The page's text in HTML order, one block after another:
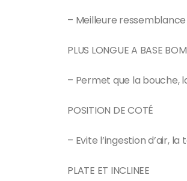
– Meilleure
PLUS LONGUE A BASE
– Permet que la bouche,
POSITION DE COTÉ
– Evite l’ingestion d’air,
PLATE ET INCLINEE